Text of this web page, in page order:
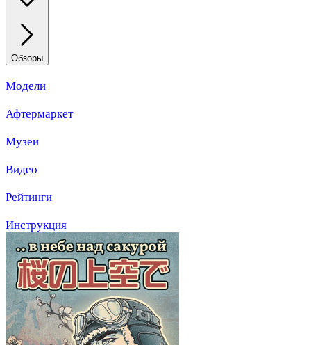
Обзоры
Модели
Афтермаркет
Музеи
Видео
Рейтинги
Инструкция